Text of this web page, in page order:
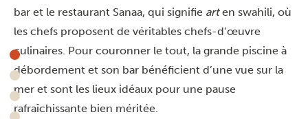
bar et le restaurant Sanaa, qui signifie arten swahili, où
les chefs proposent de véritables chefs-d’œuvre
culinaires. Pour couronner le tout, la grande piscine à
débordement et son bar bénéficient d’une vue sur la
mer et sont les lieux idéaux pour une pause
rafraîchissante bien méritée.